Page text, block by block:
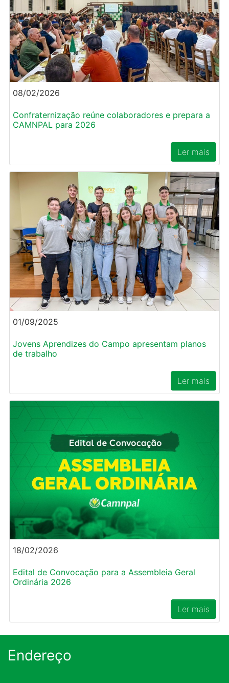
08/02/2026
Confraternização reúne colaboradores e prepara a
CAMNPAL para 2026
Ler mais
01/09/2025
Jovens Aprendizes do Campo apresentam planos
de trabalho
Ler mais
18/02/2026
Edital de Convocação para a Assembleia Geral
Ordinária 2026
Ler mais
Endereço